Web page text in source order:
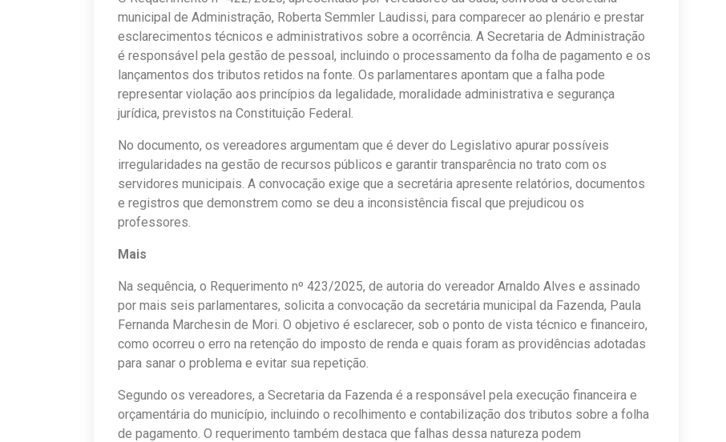
municipal de Administração, Roberta Semmler Laudissi, para comparecer ao plenário e prestar
esclarecimentos técnicos e administrativos sobre a ocorrência. A Secretaria de Administração
é responsável pela gestão de pessoal, incluindo o processamento da folha de pagamento e os
lançamentos dos tributos retidos na fonte. Os parlamentares apontam que a falha pode
representar violação aos princípios da legalidade, moralidade administrativa e segurança
jurídica, previstos na Constituição Federal.
No documento, os vereadores argumentam que é dever do Legislativo apurar possíveis
irregularidades na gestão de recursos públicos e garantir transparência no trato com os
servidores municipais. A convocação exige que a secretária apresente relatórios, documentos
e registros que demonstrem como se deu a inconsistência fiscal que prejudicou os
professores.
Mais
Na sequência, o Requerimento nº 423/2025, de autoria do vereador Arnaldo Alves e assinado
por mais seis parlamentares, solicita a convocação da secretária municipal da Fazenda, Paula
Fernanda Marchesin de Mori. O objetivo é esclarecer, sob o ponto de vista técnico e financeiro,
como ocorreu o erro na retenção do imposto de renda e quais foram as providências adotadas
para sanar o problema e evitar sua repetição.
Segundo os vereadores, a Secretaria da Fazenda é a responsável pela execução financeira e
orçamentária do município, incluindo o recolhimento e contabilização dos tributos sobre a folha
de pagamento. O requerimento também destaca que falhas dessa natureza podem